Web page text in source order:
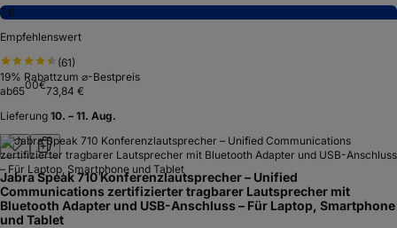
7,6
Empfehlenswert
(61)
19% Rabattzum ⌀-Bestpreis
ab6500€73,84 €
Lieferung 10. – 11. Aug.
Jabra Speak 710 Konferenzlautsprecher – Unified
Communications zertifizierter tragbarer Lautsprecher mit
Bluetooth Adapter und USB-Anschluss – Für Laptop, Smartphone
und Tablet